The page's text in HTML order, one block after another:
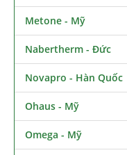
Metone - Mỹ
Nabertherm - Đức
Novapro - Hàn Quốc
Ohaus - Mỹ
Omega - Mỹ